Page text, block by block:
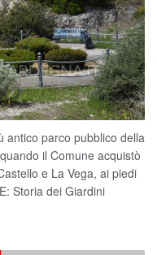
antico parco pubblico della
il Comune acquistò
e La Vega, ai piedi
Storia dei Giardini